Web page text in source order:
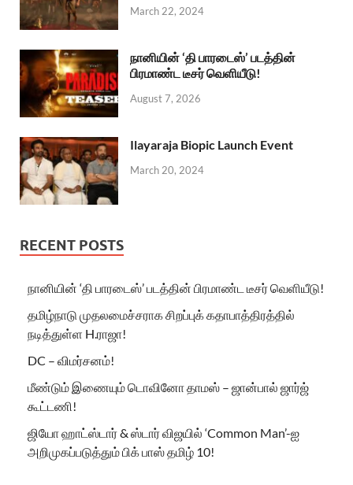
March 22, 2024
நானியின் ‘தி பாரடைஸ்’ படத்தின்
பிரமாண்ட டீசர் வெளியீடு!
August 7, 2026
Ilayaraja Biopic Launch Event
March 20, 2024
RECENT POSTS
நானியின் ‘தி பாரடைஸ்’ படத்தின் பிரமாண்ட டீசர் வெளியீடு!
தமிழ்நாடு முதலமைச்சராக சிறப்புக் கதாபாத்திரத்தில்
நடித்துள்ள H.ராஜா!
DC – விமர்சனம்!
மீண்டும் இணையும் டொவினோ தாமஸ் – ஜான்பால் ஜார்ஜ்
கூட்டணி!
ஜியோ ஹாட்ஸ்டார் & ஸ்டார் விஜயில் ‘Common Man’-ஐ
அறிமுகப்படுத்தும் பிக் பாஸ் தமிழ் 10!